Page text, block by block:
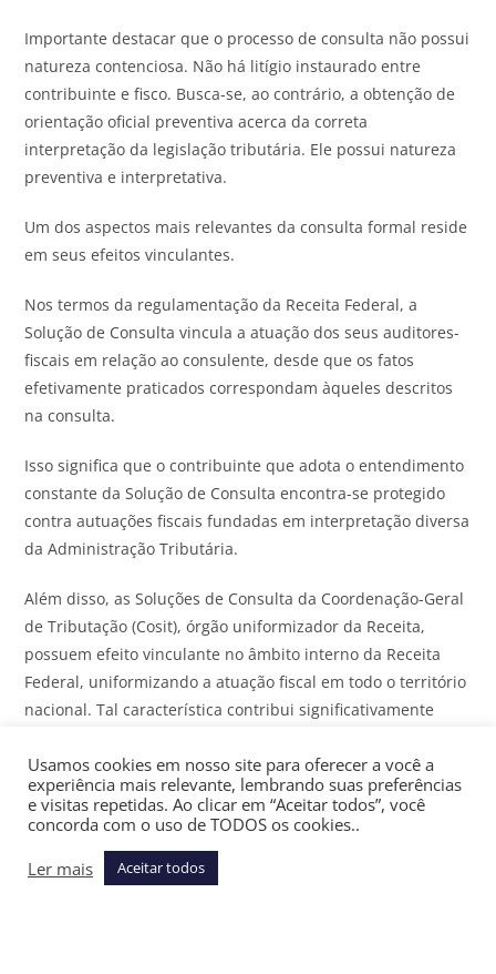
Importante destacar que o processo de consulta não possui
natureza contenciosa. Não há litígio instaurado entre
contribuinte e fisco. Busca-se, ao contrário, a obtenção de
orientação oficial preventiva acerca da correta
interpretação da legislação tributária. Ele possui natureza
preventiva e interpretativa.
Um dos aspectos mais relevantes da consulta formal reside
em seus efeitos vinculantes.
Nos termos da regulamentação da Receita Federal, a
Solução de Consulta vincula a atuação dos seus auditores-
fiscais em relação ao consulente, desde que os fatos
efetivamente praticados correspondam àqueles descritos
na consulta.
Isso significa que o contribuinte que adota o entendimento
constante da Solução de Consulta encontra-se protegido
contra autuações fiscais fundadas em interpretação diversa
da Administração Tributária.
Além disso, as Soluções de Consulta da Coordenação-Geral
de Tributação (Cosit), órgão uniformizador da Receita,
possuem efeito vinculante no âmbito interno da Receita
Federal, uniformizando a atuação fiscal em todo o território
nacional. Tal característica contribui significativamente
incremento da previsibilidade das decisões
administrativas.
impede eventual revisão futura do entendimento
Usamos cookies em nosso site para oferecer a você a
experiência mais relevante, lembrando suas preferências
e visitas repetidas. Ao clicar em “Aceitar todos”, você
concorda com o uso de TODOS os cookies..
Ler mais
Aceitar todos